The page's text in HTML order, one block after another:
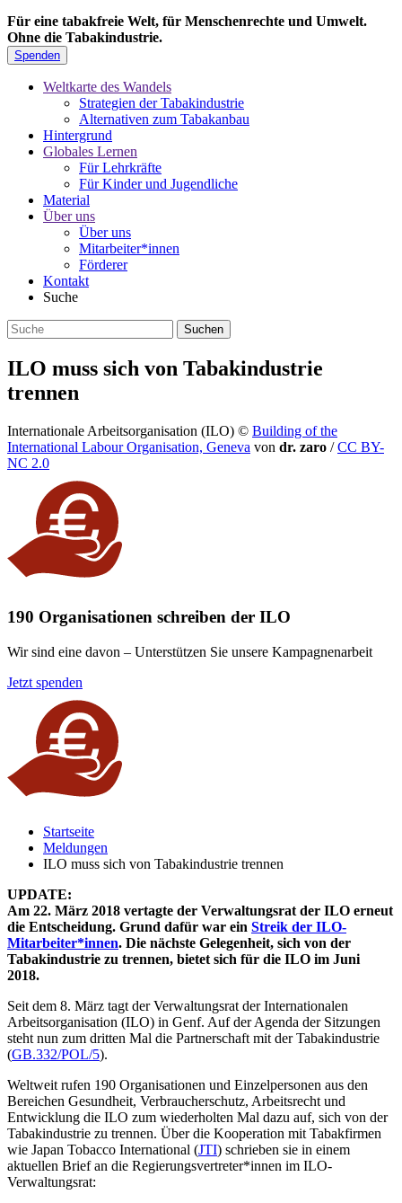
Für eine tabakfreie Welt, für Menschenrechte und Umwelt.
Ohne die Tabakindustrie.
Spenden
Weltkarte des Wandels
Strategien der Tabakindustrie
Alternativen zum Tabakanbau
Hintergrund
Globales Lernen
Für Lehrkräfte
Für Kinder und Jugendliche
Material
Über uns
Über uns
Mitarbeiter*innen
Förderer
Kontakt
Suche
ILO muss sich von Tabakindustrie
trennen
Internationale Arbeitsorganisation (ILO) © Building of the
International Labour Organisation, Geneva von dr. zaro /CC BY-
NC 2.0
190 Organisationen schreiben der ILO
Wir sind eine davon – Unterstützen Sie unsere Kampagnenarbeit
Jetzt spenden
Startseite
Meldungen
ILO muss sich von Tabakindustrie trennen
UPDATE:
Am 22. März 2018 vertagte der Verwaltungsrat der ILO erneut
die Entscheidung. Grund dafür war ein Streik der ILO-
Mitarbeiter*innen. Die nächste Gelegenheit, sich von der
Tabakindustrie zu trennen, bietet sich für die ILO im Juni
2018.
Seit dem 8. März tagt der Verwaltungsrat der Internationalen
Arbeitsorganisation (ILO) in Genf. Auf der Agenda der Sitzungen
steht nun zum dritten Mal die Partnerschaft mit der Tabakindustrie
(GB.332/POL/5).
Weltweit rufen 190 Organisationen und Einzelpersonen aus den
Bereichen Gesundheit, Verbraucherschutz, Arbeitsrecht und
Entwicklung die ILO zum wiederholten Mal dazu auf, sich von der
Tabakindustrie zu trennen. Über die Kooperation mit Tabakfirmen
wie Japan Tobacco International (JTI) schrieben sie in einem
aktuellen Brief an die Regierungsvertreter*innen im ILO-
Verwaltungsrat: